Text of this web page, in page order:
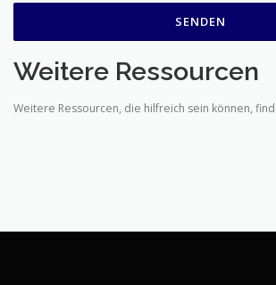
Weitere Ressourcen
Weitere Ressourcen, die hilfreich sein können,